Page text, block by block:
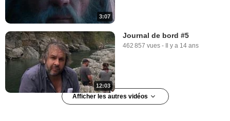
3:07
12:03
Journal de bord #5
462 857 vues - Il y a 14 ans
Afficher les autres vidéos